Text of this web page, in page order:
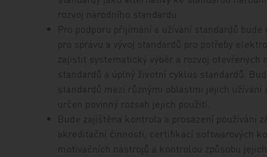
rozvoj národního standardu.
Pro podporu přijímání a užívání standardů
pro správu a vývoj standardů pro potřeby
zajistit systematický výběr a rozvoj otevřených
standardů a úplný životní cyklus standardů.
standardů mezi různými oblastmi jejich užívání
určen povinný rozsah jejich použití.
Bude zajištěna kontrola a prosazení používání
akreditační činnosti, certifikací softwarových
motivačních nástrojů a kontrolou způsobu jejich